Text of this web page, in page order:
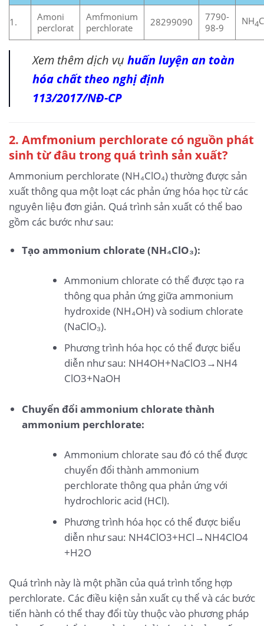
1.
Amoni
perclorat
Amfmonium
perchlorate
28299090
7790-
98-9
NH4
Xem thêm dịch vụ huấn luyện an toàn
hóa chất theo nghị định
113/2017/NĐ-CP
2. Amfmonium perchlorate có nguồn phát
sinh từ đâu trong quá trình sản xuất?
Ammonium perchlorate (NH₄ClO₄) thường được sản
xuất thông qua một loạt các phản ứng hóa học từ các
nguyên liệu đơn giản. Quá trình sản xuất có thể bao
gồm các bước như sau:
Tạo ammonium chlorate (NH₄ClO₃):
Ammonium chlorate có thể được tạo ra
thông qua phản ứng giữa ammonium
hydroxide (NH₄OH) và sodium chlorate
(NaClO₃).
Phương trình hóa học có thể được biểu
diễn như sau: NH4OH+NaClO3→NH4
ClO3+NaOH
Chuyển đổi ammonium chlorate thành
ammonium perchlorate:
Ammonium chlorate sau đó có thể được
chuyển đổi thành ammonium
perchlorate thông qua phản ứng với
hydrochloric acid (HCl).
Phương trình hóa học có thể được biểu
diễn như sau: NH4ClO3+HCl→NH4ClO4
+H2O
Quá trình này là một phần của quá trình tổng hợp
perchlorate. Các điều kiện sản xuất cụ thể và các bước
tiến hành có thể thay đổi tùy thuộc vào phương pháp